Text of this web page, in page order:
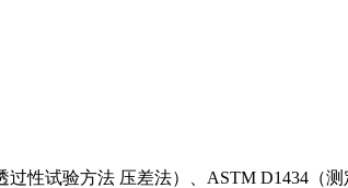
过性试验方法 压差法）、ASTM D1434（